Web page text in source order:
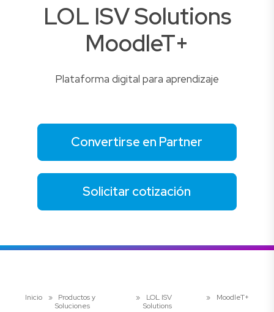
LOL ISV Solutions
MoodleT+
Plataforma digital para aprendizaje
Convertirse en Partner
Solicitar cotización
Inicio »
Productos y
Soluciones
»
LOL ISV
Solutions
» MoodleT+